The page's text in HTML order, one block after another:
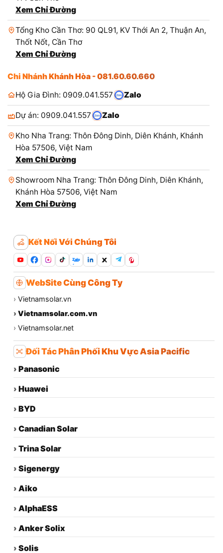
Xem Chỉ Đường
Tổng Kho Cần Thơ: 90 QL91, KV Thới An 2, Thuận An,
Thốt Nốt, Cần Thơ
Xem Chỉ Đường
Chi Nhánh Khánh Hòa - 081.60.60.660
Hộ Gia Đình: 0909.041.557
Zalo
Dự án: 0909.041.557 Zalo
Kho Nha Trang: Thôn Đông Dinh, Diên Khánh, Khánh
Hòa 57506, Việt Nam
Xem Chỉ Đường
Showroom Nha Trang: Thôn Đông Dinh, Diên Khánh,
Khánh Hòa 57506, Việt Nam
Xem Chỉ Đường
Kết Nối Với Chúng Tôi
Zalo
WebSite Cùng Công Ty
› Vietnamsolar.vn
› Vietnamsolar.com.vn
› Vietnamsolar.net
Đối Tác Phân Phối Khu Vực Asia Pacific
› Panasonic
› Huawei
› BYD
› Canadian Solar
› Trina Solar
› Sigenergy
› Aiko
› AlphaESS
› Anker Solix
› Solis